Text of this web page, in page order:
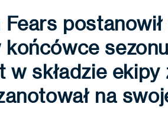
Fears
końcówce
w składzie
na